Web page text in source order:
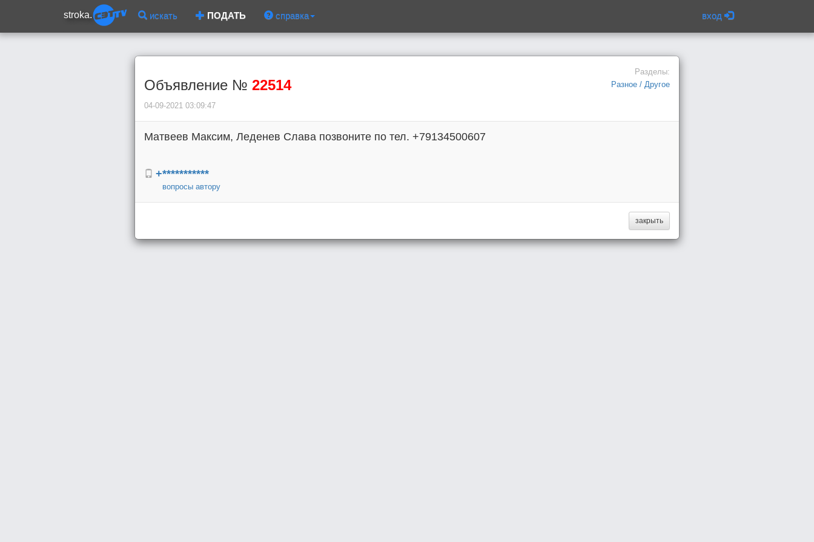
stroka. искать ПОДАТЬ справка вход
Объявление № 22514
04-09-2021 03:09:47
Разделы:
Разное / Другое
Матвеев Максим, Леденев Слава позвоните по тел. +79134500607
+***********
вопросы автору
закрыть